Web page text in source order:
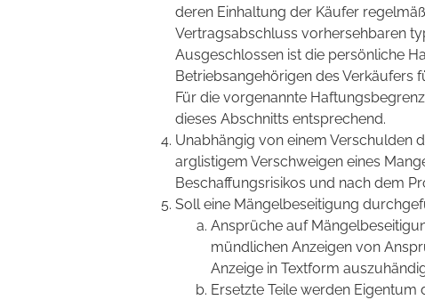
deren Einhaltung der Käufer
Vertragsabschluss vorhersehbaren
Ausgeschlossen ist die persönliche
Betriebsangehörigen des Verkäufers
Für die vorgenannte
dieses Abschnitts entsprechend.
Unabhängig von einem Verschulden
arglistigem Verschweigen eines
Beschaffungsrisikos und nach dem
Soll eine Mängelbeseitigung
Ansprüche auf
mündlichen Anzeigen von
Anzeige in Textform
Ersetzte Teile werden Eigentum